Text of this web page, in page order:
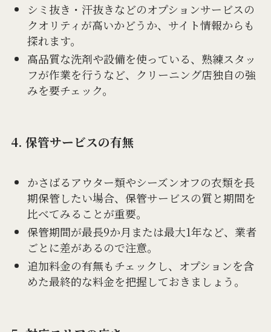
シミ抜き・汗抜きなどのオプションサービスの
クオリティが高いかどうか、サイト情報からも
探れます。
高品質な洗剤や設備を使っている、熟練スタッ
フが作業を行うなど、クリーニング店独自の強
みを要チェック。
4. 保管サービスの有無
かさばるアウター類やシーズンオフの衣類を長
期保管したい場合、保管サービスの質と期間を
比べてみることが重要。
保管期間が最長9か月または最大1年など、業者
ごとに差があるので注意。
追加料金の有無もチェックし、オプションを含
めた最終的な料金を把握しておきましょう。